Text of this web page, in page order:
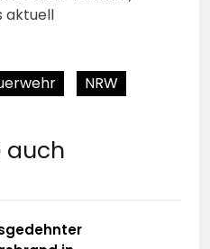
aktuell
NRW
auch